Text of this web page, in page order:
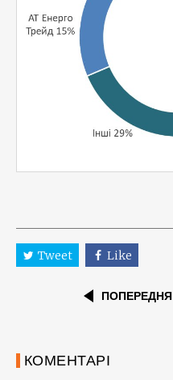
Tweet Like
ПОПЕРЕДНЯ
КОМЕНТАРІ